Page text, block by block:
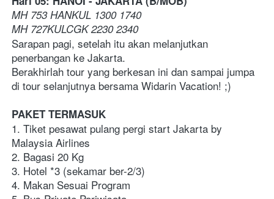
MH 753 HANKUL 1300 1740
MH 727KULCGK 2230 2340
Sarapan pagi, setelah itu akan melanjutkan
penerbangan ke Jakarta.
Berakhirlah tour yang berkesan ini dan sampai jumpa
di tour selanjutnya bersama Widarin Vacation! ;)
PAKET TERMASUK
1. Tiket pesawat pulang pergi start Jakarta by
Malaysia Airlines
2. Bagasi 20 Kg
3. Hotel *3 (sekamar ber-2/3)
4. Makan Sesuai Program